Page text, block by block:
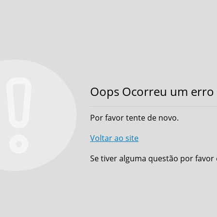
Oops Ocorreu um
Por favor tente de novo.
Voltar ao site
Se tiver alguma questão por favor